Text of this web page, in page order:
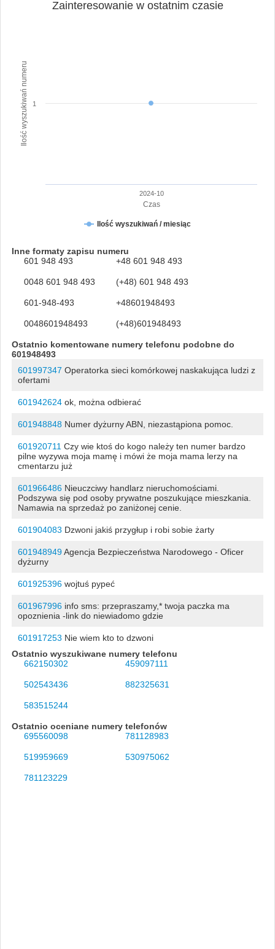
Czas
Ilość wyszukiwań numeru
Zainteresowanie w ostatnim czasie
Ilość wyszukiwań / miesiąc
2024-10
1
Inne formaty zapisu numeru
601 948 493
+48 601 948 493
0048 601 948 493 (+48) 601 948 493
601-948-493 +48601948493
0048601948493 (+48)601948493
Ostatnio komentowane numery telefonu podobne do
601948493
601997347 Operatorka sieci komórkowej naskakująca ludzi z
ofertami
601942624ok, można odbierać
601948848Numer dyżurny ABN, niezastąpiona pomoc.
601920711 Czy wie ktoś do kogo należy ten numer bardzo
pilne wyzywa moja mamę i mówi że moja mama lerzy na
cmentarzu już
601966486Nieuczciwy handlarz nieruchomościami.
Podszywa się pod osoby prywatne poszukujące mieszkania.
Namawia na sprzedaż po zaniżonej cenie.
601904083 Dzwoni jakiś przygłup i robi sobie żarty
601948949Agencja Bezpieczeństwa Narodowego - Oficer
dyżurny
601925396wojtuś pypeć
601967996info sms: przepraszamy,* twoja paczka ma
opoznienia -link do niewiadomo gdzie
601917253 Nie wiem kto to dzwoni
Ostatnio wyszukiwane numery telefonu
662150302
459097111
502543436 882325631
583515244
Ostatnio oceniane numery telefonów
695560098
781128983
519959669 530975062
781123229